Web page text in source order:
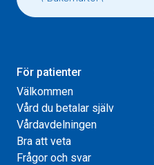
För patienter
Välkommen
Vård du betalar själv
Vårdavdelningen
Bra att veta
Frågor och svar